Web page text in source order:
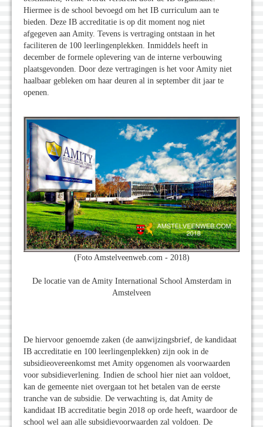
Hiermee is de school bevoegd om het IB curriculum aan te
bieden. Deze IB accreditatie is op dit moment nog niet
afgegeven aan Amity. Tevens is vertraging ontstaan in het
faciliteren de 100 leerlingenplekken. Inmiddels heeft in
december de formele oplevering van de interne verbouwing
plaatsgevonden. Door deze vertragingen is het voor Amity niet
haalbaar gebleken om haar deuren al in september dit jaar te
openen.
(Foto Amstelveenweb.com - 2018)
De locatie van de Amity International School Amsterdam in
Amstelveen
De hiervoor genoemde zaken (de aanwijzingsbrief, de kandidaat
IB accreditatie en 100 leerlingenplekken) zijn ook in de
subsidieovereenkomst met Amity opgenomen als voorwaarden
voor subsidieverlening. Indien de school hier niet aan voldoet,
kan de gemeente niet overgaan tot het betalen van de eerste
tranche van de subsidie. De verwachting is, dat Amity de
kandidaat IB accreditatie begin 2018 op orde heeft, waardoor de
school wel aan alle subsidievoorwaarden zal voldoen. De